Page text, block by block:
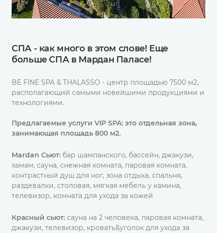
СПА - как много в этом слове! Еще
больше СПА в Мардан Паласе!
BE FINE SPA & THALASSO - центр площадью 7500 м2,
располагающий cамыми новейшими продукциями и
технологиями.
Предлагаемые услуги VIP SPA: это отдельная зона,
занимающая площадь 800 м2.
Mardan Сьют: бар шампанского, бассейн, джакузи,
хамам, сауна, снежная комната, паровая комната,
контрастный душ для ног, зона отдыха, спальня,
раздевалки, столовая, мягкая мебель у камина,
телевизор, комната для ухода за кожей
Красный сьют: сауна на 2 человека, паровая комната,
джакузи, телевизор, кровать&уголок для ухода за